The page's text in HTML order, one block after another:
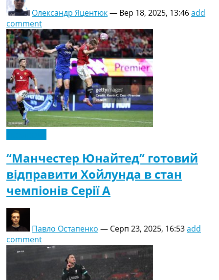
Олександр Яцентюк— Вер 18, 2025, 13:46add
comment
“Манчестер Юнайтед” готовий
відправити Хойлунда в стан
чемпіонів Серії А
Павло Остапенко — Серп 23, 2025, 16:53add
comment